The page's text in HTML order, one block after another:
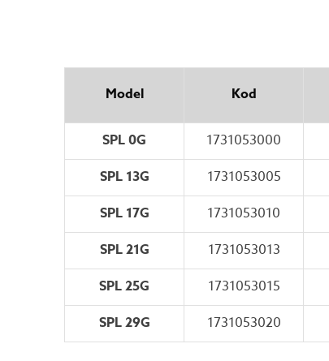
Model Kod
SPL 0G 1731053000
SPL 13G 1731053005
SPL 17G
1731053010
SPL 21G
1731053013
SPL 25G
1731053015
SPL 29G
1731053020